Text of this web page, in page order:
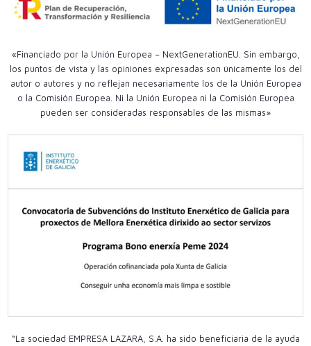
«Financiado por la Unión Europea – NextGenerationEU. Sin embargo,
los puntos de vista y las opiniones expresadas son únicamente los del
autor o autores y no reflejan necesariamente los de la Unión Europea
o la Comisión Europea. Ni la Unión Europea ni la Comisión Europea
pueden ser consideradas responsables de las mismas»
“La sociedad EMPRESA LAZARA, S.A. ha sido beneficiaria de la ayuda